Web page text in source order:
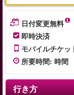
日付変更無料
即時決済
モバイルチケッ
所要時間: 時間
行き方